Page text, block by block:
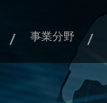
事業分野